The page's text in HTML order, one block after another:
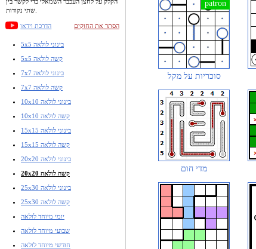
הדרכת וידאו הסתר את החוקים
5x5 בינוני לולאה
5x5 קשה לולאה
7x7 בינוני לולאה
7x7 קשה לולאה
10x10 בינוני לולאה
10x10 קשה לולאה
15x15 בינוני לולאה
15x15 קשה לולאה
20x20 בינוני לולאה
20x20 קשה לולאה
25x30 בינוני לולאה
25x30 קשה לולאה
יומי מיוחד לולאה
שבועי מיוחד לולאה
חודשי מיוחד לולאה
סוכריות על מקל
מדי חום